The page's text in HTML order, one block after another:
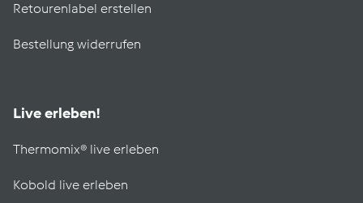
Retourenlabel erstellen
Bestellung widerrufen
Live erleben!
Thermomix® live erleben
Kobold live erleben